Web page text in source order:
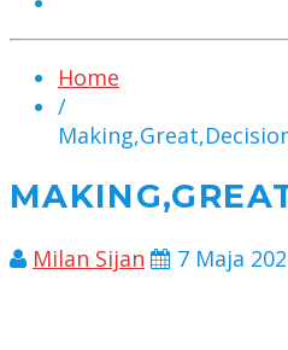
Home
/
Milan Sijan 7 Maja